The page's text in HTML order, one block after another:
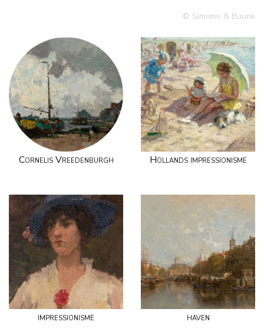
© Simonis & Buunk
Cornelis Vreedenburgh Hollands impressionisme
impressionisme haven